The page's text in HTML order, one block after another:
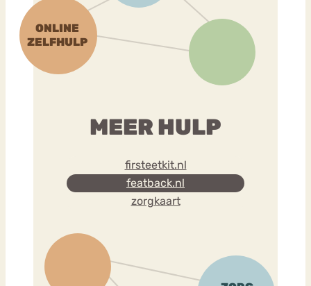
MEER HULP
firsteetkit.nl
featback.nl
zorgkaart